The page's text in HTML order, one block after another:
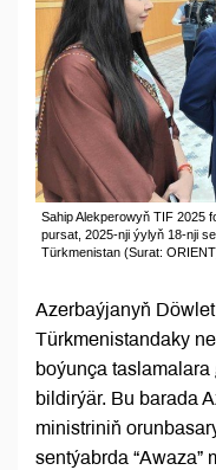
Sahip Alekperowyň TIF 2025
pursat, 2025-nji ýylyň 18-nji
Türkmenistan (Surat:
Azerbaýjanyň
Türkmenistandaky
boýunça
bildirýär. Bu barada
ministriniň
sentýabrda “Awaza”